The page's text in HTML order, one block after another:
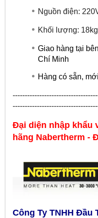
Nguồn điện:
Khối lượng: 18kg
Giao hàng tại
Chí Minh
Hàng có sẵn,
Đại diện nhập khẩu
hãng Nabertherm -
Công Ty TNHH Đầu